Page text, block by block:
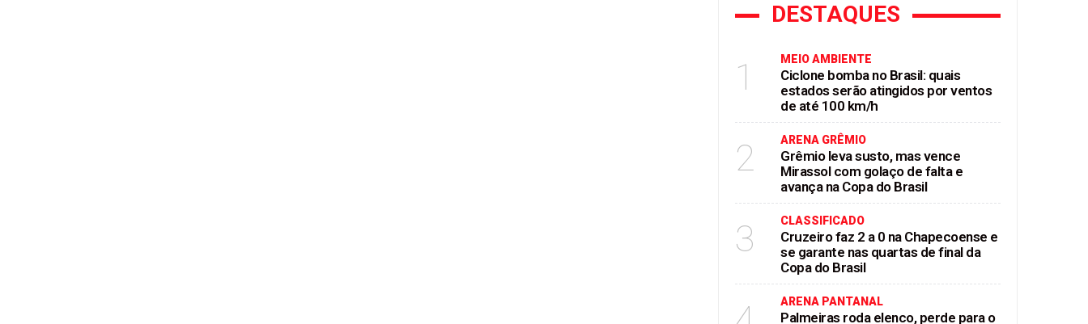
DESTAQUES
1 MEIO AMBIENTE
Ciclone bomba no Brasil: quais
estados serão atingidos por ventos
de até 100 km/h
2 ARENA GRÊMIO
Grêmio leva susto, mas vence
Mirassol com golaço de falta e
avança na Copa do Brasil
3 CLASSIFICADO
Cruzeiro faz 2 a 0 na Chapecoense e
se garante nas quartas de final da
Copa do Brasil
ARENA PANTANAL
Palmeiras roda elenco, perde para o